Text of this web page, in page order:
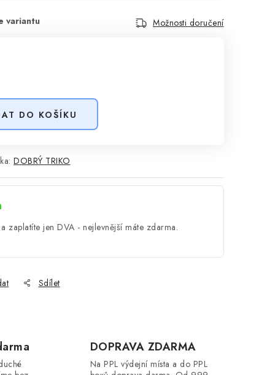
Možnosti doručení
DO KOŠÍKU
DOBRÝ TRIKO
zaplatíte jen DVA - nejlevnější máte zdarma.
Sdílet
DOPRAVA ZDARMA
Na PPL výdejní místa a do PPL